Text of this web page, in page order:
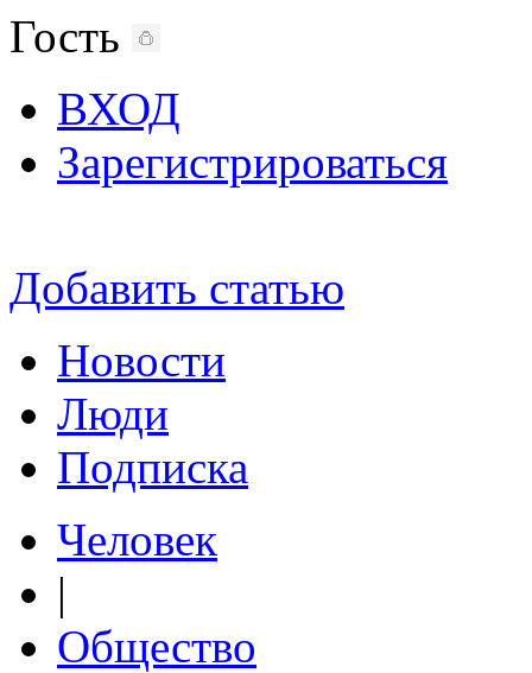
Гость
ВХОД
Зарегистрироваться
Добавить статью
Новости
Люди
Подписка
Человек
|
Общество